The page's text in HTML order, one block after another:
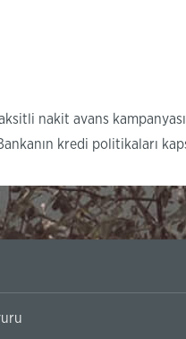
nakit avans
kredi politikaları